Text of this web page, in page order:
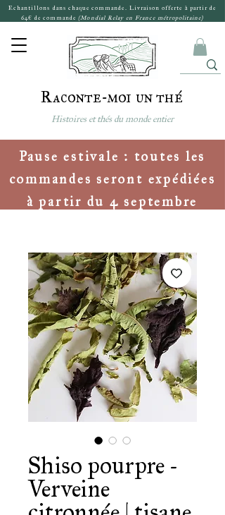
Raconte-moi un thé
Histoires et thés du monde entier
Echantillons dans chaque commande. Livraison offerte à partir de
64€ de commande (Mondial Relay en France métropolitaine)
Pause estivale : toutes les
commandes seront expédiées
à partir du 4 septembre
Shiso pourpre -
Verveine
citronnée | tisane